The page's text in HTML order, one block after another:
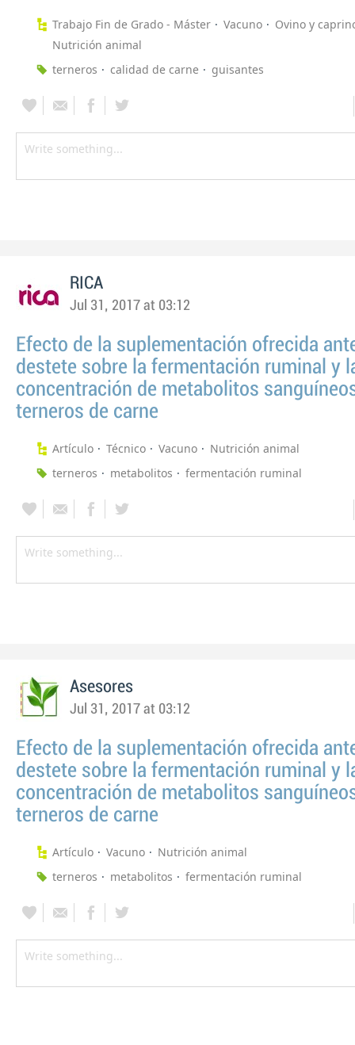
Trabajo Fin de Grado - Máster Vacuno
Ovino y
Nutrición animal
terneros
calidad de carne guisantes
RICA
Jul 31, 2017 at 03:12
Efecto de la suplementación ofrecida
destete sobre la fermentación ruminal y
concentración de metabolitos
terneros de carne
Artículo Técnico Vacuno
Nutrición animal
terneros
metabolitos fermentación ruminal
Asesores
Jul 31, 2017 at 03:12
Efecto de la suplementación ofrecida
destete sobre la fermentación ruminal y
concentración de metabolitos
terneros de carne
Artículo Vacuno
Nutrición animal
terneros
metabolitos fermentación ruminal